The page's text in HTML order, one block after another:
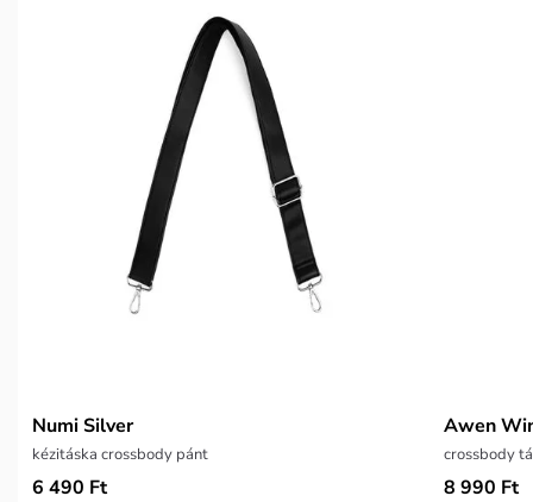
Numi Silver
kézitáska crossbody pánt
6 490 Ft
Awen
crossbody
8 990 Ft